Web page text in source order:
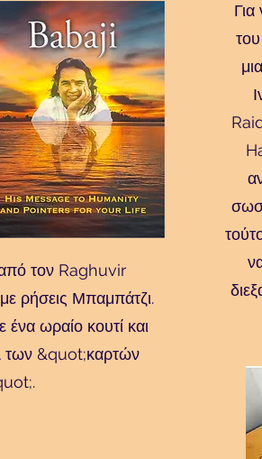
τον Raghuvir
με ρήσεις Μπαμπάτζι.
ένα ωραίο κουτί και
των &quot;καρτών